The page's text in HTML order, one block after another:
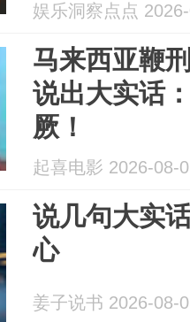
娱乐洞察点点
马来西亚鞭
说出大实话
厥！
起喜电影 2026-08-
说几句大实
心
姜子说书 2026-08-